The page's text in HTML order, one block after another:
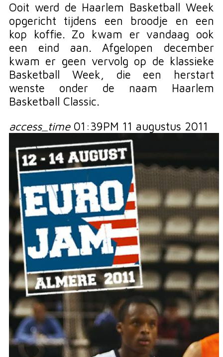
Ooit werd de Haarlem Basketball Week
opgericht tijdens een broodje en een
kop koffie. Zo kwam er vandaag ook
een eind aan. Afgelopen december
kwam er geen vervolg op de klassieke
Basketball Week, die een herstart
wenste onder de naam Haarlem
Basketball Classic.
access_time 01:39PM 11 augustus 2011